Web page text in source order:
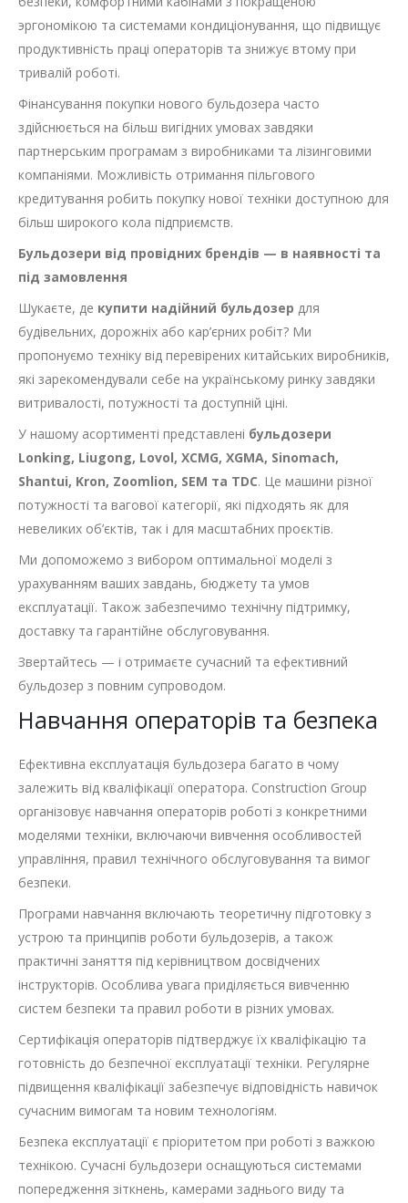
эргономікою та системами кондиціонування, що підвищує
продуктивність праці операторів та знижує втому при
тривалій роботі.
Фінансування покупки нового бульдозера часто
здійснюється на більш вигідних умовах завдяки
партнерським програмам з виробниками та лізинговими
компаніями. Можливість отримання пільгового
кредитування робить покупку нової техніки доступною для
більш широкого кола підприємств.
Бульдозери від провідних брендів — в наявності та
під замовлення
Шукаєте, де купити надійний бульдозер для
будівельних, дорожніх або кар’єрних робіт? Ми
пропонуємо техніку від перевірених китайських виробників,
які зарекомендували себе на українському ринку завдяки
витривалості, потужності та доступній ціні.
У нашому асортименті представлені бульдозери
Lonking, Liugong, Lovol, XCMG, XGMA, Sinomach,
Shantui, Kron, Zoomlion, SEM та TDC. Це машини різної
потужності та вагової категорії, які підходять як для
невеликих об’єктів, так і для масштабних проєктів.
Ми допоможемо з вибором оптимальної моделі з
урахуванням ваших завдань, бюджету та умов
експлуатації. Також забезпечимо технічну підтримку,
доставку та гарантійне обслуговування.
Звертайтесь — і отримаєте сучасний та ефективний
бульдозер з повним супроводом.
Навчання операторів та безпека
Ефективна експлуатація бульдозера багато в чому
залежить від кваліфікації оператора. Construction Group
організовує навчання операторів роботі з конкретними
моделями техніки, включаючи вивчення особливостей
управління, правил технічного обслуговування та вимог
безпеки.
Програми навчання включають теоретичну підготовку з
устрою та принципів роботи бульдозерів, а також
практичні заняття під керівництвом досвідчених
інструкторів. Особлива увага приділяється вивченню
систем безпеки та правил роботи в різних умовах.
Сертифікація операторів підтверджує їх кваліфікацію та
готовність до безпечної експлуатації техніки. Регулярне
підвищення кваліфікації забезпечує відповідність навичок
сучасним вимогам та новим технологіям.
Безпека експлуатації є пріоритетом при роботі з важкою
технікою. Сучасні бульдозери оснащуються системами
попередження зіткнень, камерами заднього виду та